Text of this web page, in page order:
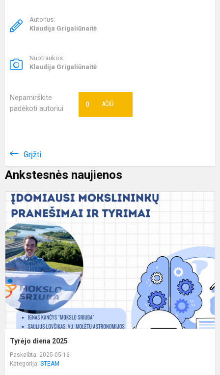
Autorius:
Klaudija Grigaliūnaitė
Nuotraukos:
Klaudija Grigaliūnaitė
Nepamirškite
padėkoti autoriui
AČIŪ
0
Grįžti
Ankstesnės naujienos
Tyrėjo diena 2025
Paskelbta: 2025-05-16
Kategorija: STEAM